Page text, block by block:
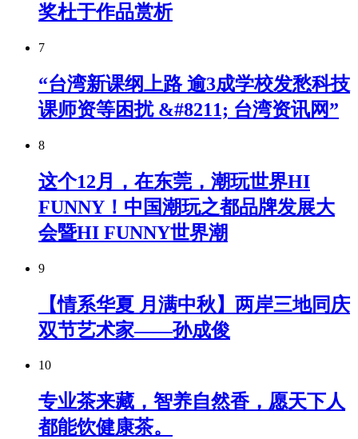
奖杜于作品赏析
7
“台湾新课纲上路 逾3成学校发愁科技
课师资等困扰 &#8211; 台湾资讯网”
8
这个12月，在东莞，潮玩世界HI
FUNNY！中国潮玩之都品牌发展大
会暨HI FUNNY世界潮
9
【情系华夏 月满中秋】两岸三地同庆
双节艺术家——孙成俊
10
专业茶来藏，智养自然香，愿天下人
都能饮健康茶。